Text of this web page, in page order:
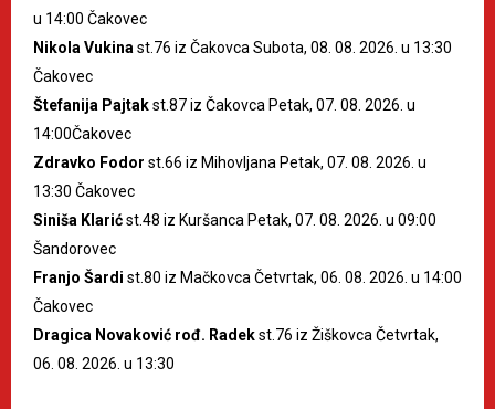
u 14:00 Čakovec
Nikola Vukina st.76 iz Čakovca Subota, 08. 08. 2026. u 13:30
Čakovec
Štefanija Pajtakst.87 iz Čakovca Petak, 07. 08. 2026. u
14:00Čakovec
Zdravko Fodor st.66 iz Mihovljana Petak, 07. 08. 2026. u
13:30 Čakovec
Siniša Klarićst.48 iz Kuršanca Petak, 07. 08. 2026. u 09:00
Šandorovec
Franjo Šardi st.80 iz Mačkovca Četvrtak, 06. 08. 2026. u 14:00
Čakovec
Dragica Novaković rođ. Radekst.76 iz Žiškovca Četvrtak,
06. 08. 2026. u 13:30